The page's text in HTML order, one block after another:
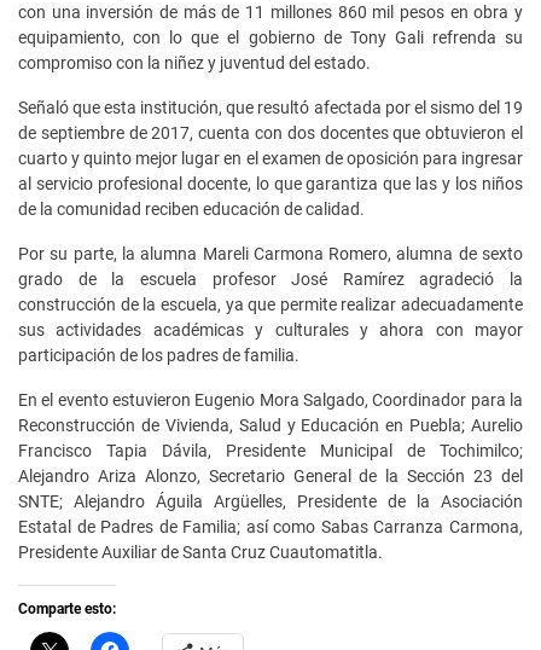
con una inversión de más de 11 millones 860 mil pesos en obra y
equipamiento, con lo que el gobierno de Tony Gali refrenda su
compromiso con la niñez y juventud del estado.
Señaló que esta institución, que resultó afectada por el sismo del 19
de septiembre de 2017, cuenta con dos docentes que obtuvieron el
cuarto y quinto mejor lugar en el examen de oposición para ingresar
al servicio profesional docente, lo que garantiza que las y los niños
de la comunidad reciben educación de calidad.
Por su parte, la alumna Mareli Carmona Romero, alumna de sexto
grado de la escuela profesor José Ramírez agradeció la
construcción de la escuela, ya que permite realizar adecuadamente
sus actividades académicas y culturales y ahora con mayor
participación de los padres de familia.
En el evento estuvieron Eugenio Mora Salgado, Coordinador para la
Reconstrucción de Vivienda, Salud y Educación en Puebla; Aurelio
Francisco Tapia Dávila, Presidente Municipal de Tochimilco;
Alejandro Ariza Alonzo, Secretario General de la Sección 23 del
SNTE; Alejandro Águila Argüelles, Presidente de la Asociación
Estatal de Padres de Familia; así como Sabas Carranza Carmona,
Presidente Auxiliar de Santa Cruz Cuautomatitla.
Comparte esto: